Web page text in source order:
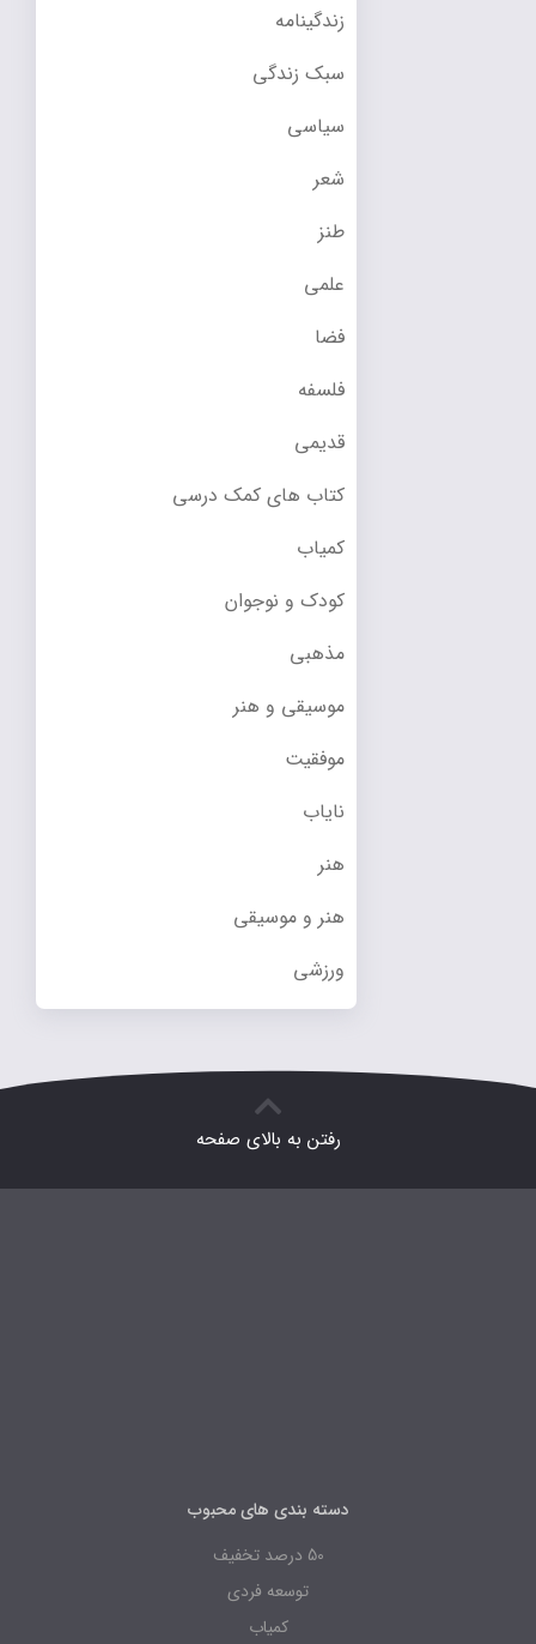
زندگینامه
سبک زندگی
سیاسی
شعر
طنز
علمی
فضا
فلسفه
قدیمی
کتاب های کمک درسی
کمیاب
کودک و نوجوان
مذهبی
موسیقی و هنر
موفقیت
نایاب
هنر
هنر و موسیقی
ورزشی
رفتن به بالای صفحه
دسته بندی های محبوب
50 درصد تخفیف
توسعه فردی
کمیاب